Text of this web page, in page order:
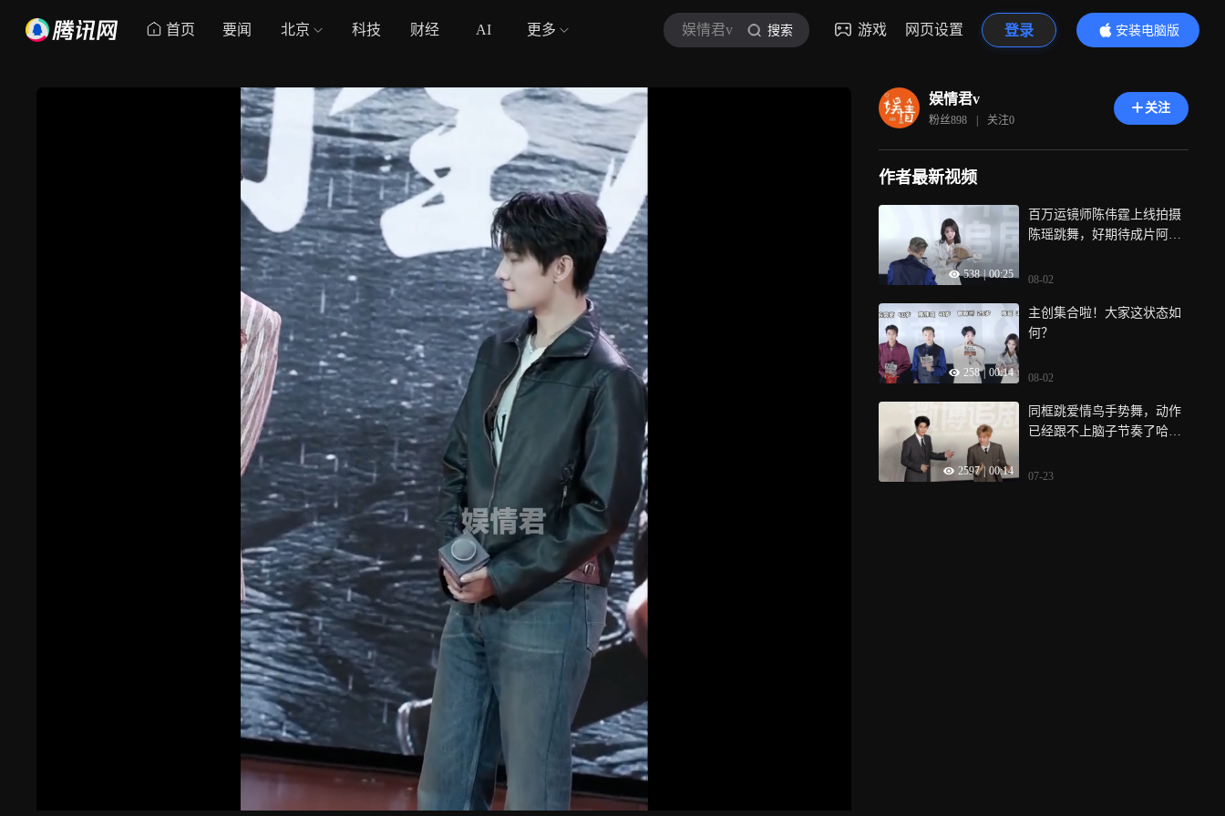
首页 要闻 北京 科技 财经 AI 更多 娱情君v 搜索 游戏 网页设置 登录
安装电脑版
内容更精彩
娱情君v
粉丝898 | 关注0
关注
作者最新视频
538 | 00:25
百万运镜师陈伟霆上线拍摄
陈瑶跳舞，好期待成片阿哈
08-02
258 | 00:14
主创集合啦！大家这状态如
何？
08-02
2597 | 00:14
同框跳爱情鸟手势舞，动作
已经跟不上脑子节奏了哈哈
07-23